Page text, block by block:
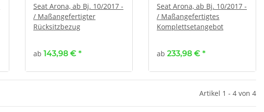
Seat Arona, ab Bj. 10/2017 -
/ Maßangefertigter
Rücksitzbezug
ab 143,98 € *
Seat Arona, ab Bj. 10/2017 -
/ Maßangefertigtes
Komplettsetangebot
ab 233,98 € *
Artikel 1 - 4 von 4